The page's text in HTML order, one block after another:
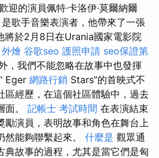
迎的演員佩特·卡洛伊·莫爾納爾
歌手音樂表演者，他帶來了一張
將於2月8日在Urania國家電影院
外燴 谷歌seo 護照申請 seo保證第
，我們不能忽略在故事中也發揮
Eger 網路行銷 Stars”的首映式不
區經歷，在這個社區體驗中，過去
面。 記帳士 考試時間 在表演結束
勵演員，表明故事和角色在舞台上
能夠聯繫起來。 什麼是 觀眾通
典故事的過程，尤其是當它們是匈